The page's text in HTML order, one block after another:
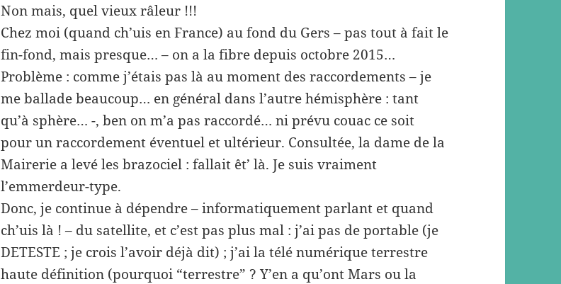
Non mais, quel vieux râleur !!!
Chez moi (quand ch’uis en France) au fond du Gers – pas tout à fait le
fin-fond, mais presque… – on a la fibre depuis octobre 2015…
Problème : comme j’étais pas là au moment des raccordements – je
me ballade beaucoup… en général dans l’autre hémisphère : tant
qu’à sphère… -, ben on m’a pas raccordé… ni prévu couac ce soit
pour un raccordement éventuel et ultérieur. Consultée, la dame de la
Mairerie a levé les brazociel : fallait êt’ là. Je suis vraiment
l’emmerdeur-type.
Donc, je continue à dépendre – informatiquement parlant et quand
ch’uis là ! – du satellite, et c’est pas plus mal : j’ai pas de portable (je
DETESTE ; je crois l’avoir déjà dit) ; j’ai la télé numérique terrestre
haute définition (pourquoi “terrestre” ? Y’en a qu’ont Mars ou la